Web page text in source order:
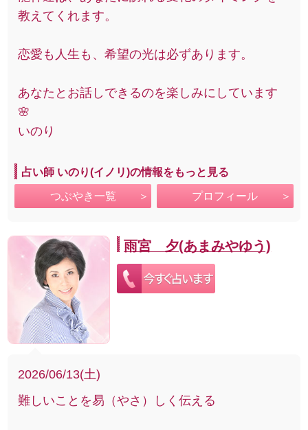
教えてくれます。
恋愛も人生も、希望の光は必ずあります。
あなたとお話しできるのを楽しみにしています
🌸
いのり
占い師 いのり(イノリ)の情報をもっと見る
つぶやき一覧 プロフィール
雨宮 夕(あまみやゆう)
2026/06/13(土)
難しいことを易（やさ）しく伝える